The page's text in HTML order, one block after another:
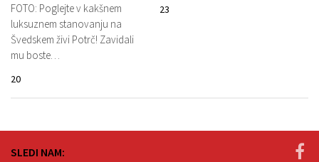
FOTO: Poglejte v kakšnem
luksuznem stanovanju na
Švedskem živi Potrč! Zavidali
mu boste…
20
23
SLEDI NAM: